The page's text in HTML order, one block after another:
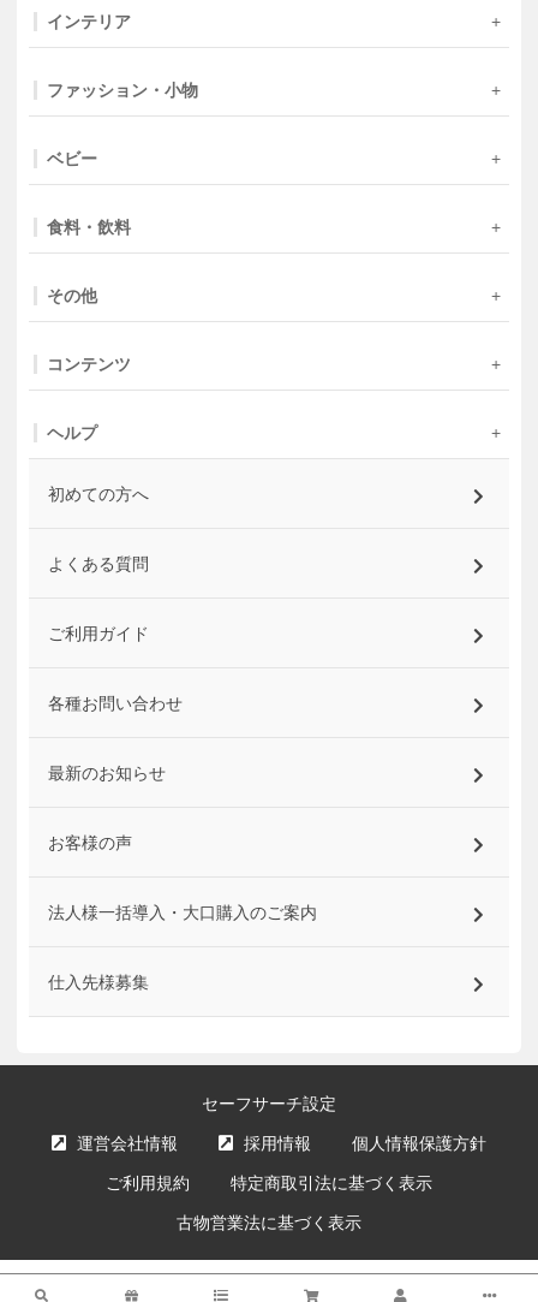
インテリア
ファッション・小物
ベビー
食料・飲料
その他
コンテンツ
ヘルプ
初めての方へ
よくある質問
ご利用ガイド
各種お問い合わせ
最新のお知らせ
お客様の声
法人様一括導入・大口購入のご案内
仕入先様募集
セーフサーチ設定
運営会社情報 採用情報 個人情報保護方針
ご利用規約 特定商取引法に基づく表示
古物営業法に基づく表示